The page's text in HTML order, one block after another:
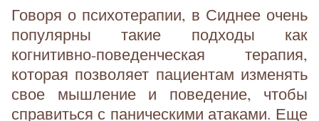
Говоря о психотерапии, в Сиднее очень
популярны такие подходы как
когнитивно-поведенческая терапия,
которая позволяет пациентам изменять
свое мышление и поведение, чтобы
справиться с паническими атаками. Еще